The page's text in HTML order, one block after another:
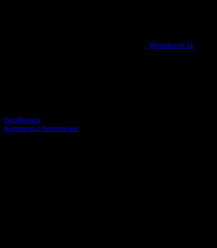
Hessenweg 11
Nordhessen
Kommentar hinterlassen